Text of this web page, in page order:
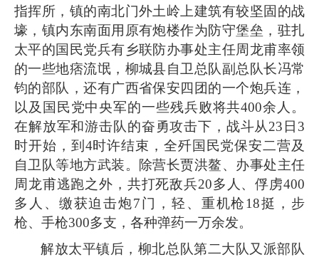
指挥所，镇的南北门外土岭上建筑有较坚固的战
壕，镇内东南面用原有炮楼作为防守堡垒，驻扎
太平的国民党兵有乡联防办事处主任周龙甫率领
的一些地痞流氓，柳城县自卫总队副总队长冯常
钧的部队，还有广西省保安四团的一个炮兵连，
以及国民党中央军的一些残兵败将共400余人。
在解放军和游击队的奋勇攻击下，战斗从23日3
时开始，到4时许结束，全歼国民党保安二营及
自卫队等地方武装。除营长贾洪鳌、办事处主任
周龙甫逃跑之外，共打死敌兵20多人、俘虏400
多人、缴获迫击炮7门，轻、重机枪18挺，步
枪、手枪300多支，各种弹药一万余发。
解放太平镇后，柳北总队第二大队又派部队